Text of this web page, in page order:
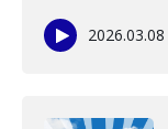
2026.03.08